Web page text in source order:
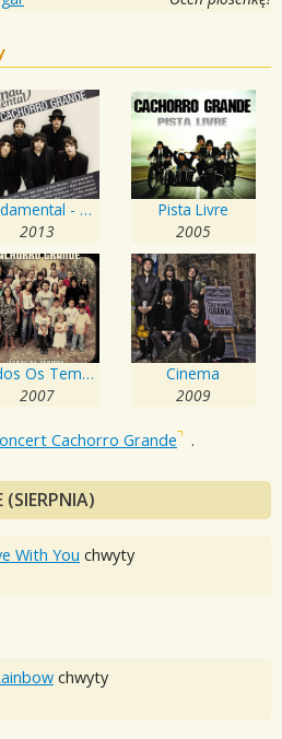
Fundamental - Cachorro Grande
2013
Pista Livre
2005
Todos Os Tempos
2007
Cinema
2009
Cachorro Grande .
(SIERPNIA)
With You chwyty
chwyty